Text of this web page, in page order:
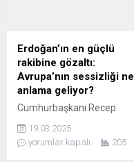
Erdoğan’ın en güçlü
rakibine gözaltı:
Avrupa’nın sessizliği ne
anlama geliyor?
Cumhurbaşkanı Recep
siyasi rakibi olarak görülen
İstanbul Büyükşehir
19.03.2025
yorumlar kapalı
205